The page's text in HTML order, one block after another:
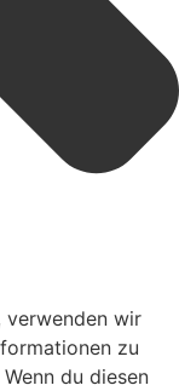
verwenden wir
zu
du diesen